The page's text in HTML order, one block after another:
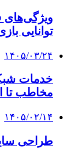
ویژگی‌های
توانایی
۱۴۰۵/۰۳/۲۴
مخاطب تا
۱۴۰۵/۰۲/۱۴
طراحی